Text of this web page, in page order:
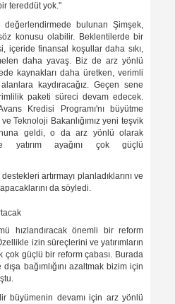
tereddüt yok."
bulunan Şimşek,
konusu olabilir. Beklentilerde bir
içeride finansal koşullar daha sıkı,
daha yavaş. Biz de arz yönlü
kaynakları daha üretken, verimli
kaydıracağız. Geçen sene
paketi süreci devam edecek.
Kredisi Programı'nı büyütme
Teknoloji Bakanlığımız yeni teşvik
geldi, o da arz yönlü olarak
yatırım ayağını çok güçlü
artırmayı planladıklarını ve
da söyledi.
hızlandıracak önemli bir reform
izin süreçlerini ve yatırımların
çok güçlü bir reform çabası. Burada
bağımlığını azaltmak bizim için
büyümenin devamı için arz yönlü